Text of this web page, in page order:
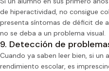
de hiperactividad, no consigue
presenta síntomas de déficit de
no se deba a un problema visual.
9. Detección de
Cuando ya saben leer bien, si un
rendimiento escolar, es